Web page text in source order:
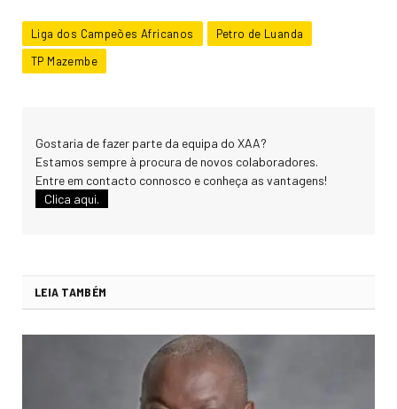
Liga dos Campeões Africanos
Petro de Luanda
TP Mazembe
Gostaria de fazer parte da equipa do XAA?
Estamos sempre à procura de novos colaboradores.
Entre em contacto connosco e conheça as vantagens!
Clica aqui.
LEIA TAMBÉM